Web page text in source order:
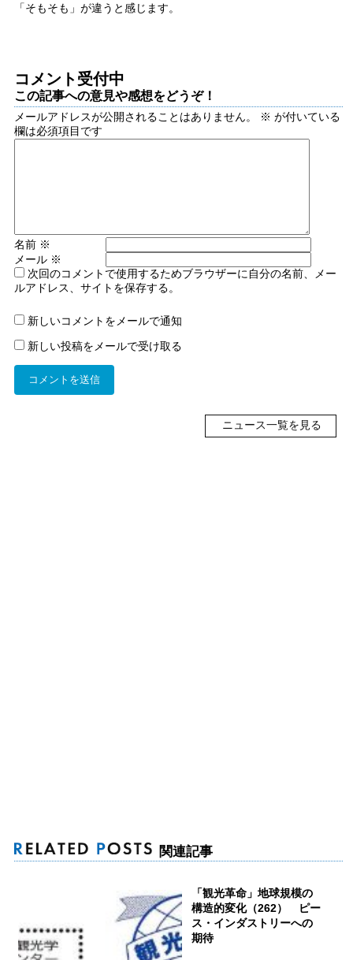
「そもそも」が違うと感じます。
コメント受付中
この記事への意見や感想をどうぞ！
メールアドレスが公開されることはありません。 ※ が付いている
欄は必須項目です
名前 ※
メール ※
次回のコメントで使用するためブラウザーに自分の名前、メー
ルアドレス、サイトを保存する。
新しいコメントをメールで通知
新しい投稿をメールで受け取る
ニュース一覧を見る
関連記事
「観光革命」地球規模の
構造的変化（262） ピー
ス・インダストリーへの
期待